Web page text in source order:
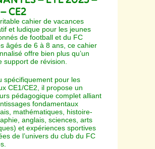
CE2
cahier de vacances
et ludique pour les jeunes
de football et du FC
âgés de 6 à 8 ans, ce cahier
offre bien plus qu’un
support de révision.
spécifiquement pour les
CE1/CE2, il propose un
pédagogique complet alliant
fondamentaux
mathématiques, histoire-
anglais, sciences, arts
et expériences sportives
de l’univers du club du FC